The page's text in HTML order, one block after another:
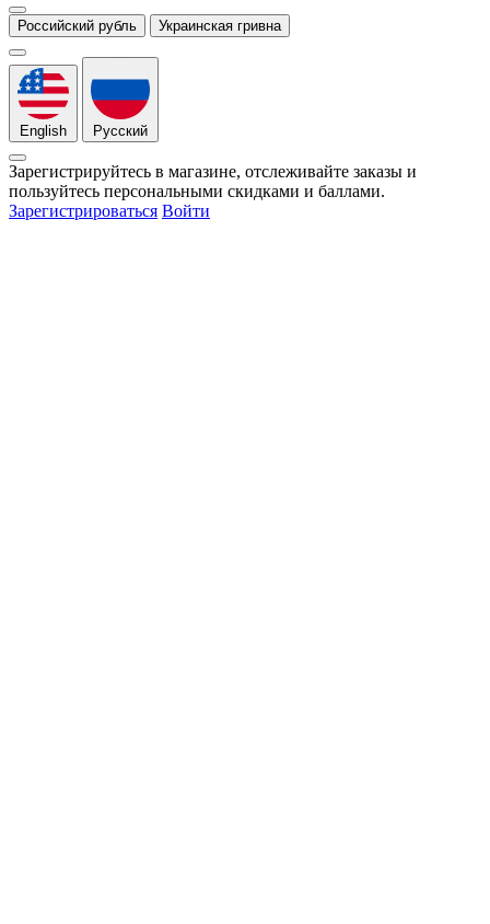
Российский рубль Украинская гривна
English Русский
Зарегистрируйтесь в магазине, отслеживайте заказы и
пользуйтесь персональными скидками и баллами.
Зарегистрироваться Войти